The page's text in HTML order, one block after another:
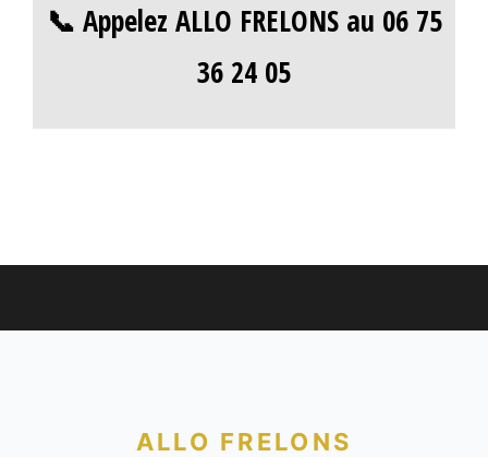
📞 Appelez ALLO FRELONS au 06 75
36 24 05
ALLO FRELONS